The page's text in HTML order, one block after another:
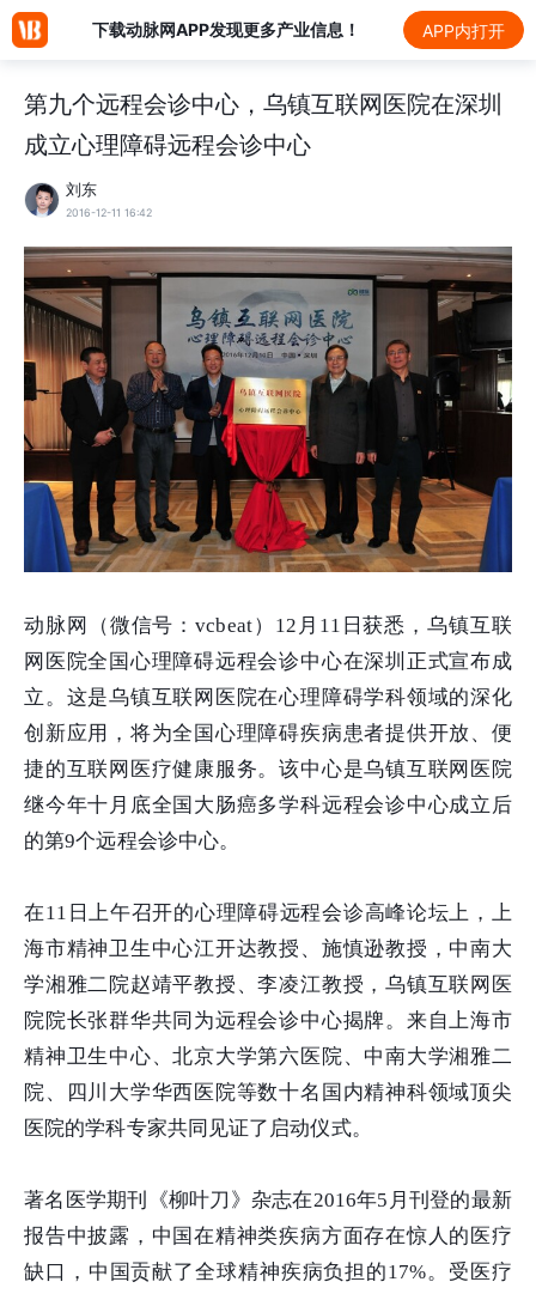
下载动脉网APP发现更多产业信息！ APP内打开
第九个远程会诊中心，乌镇互联网医院在深圳
成立心理障碍远程会诊中心
刘东
2016-12-11 16:42
动脉网（微信号：vcbeat）12月11日获悉，乌镇互联
网医院全国心理障碍远程会诊中心在深圳正式宣布成
立。这是乌镇互联网医院在心理障碍学科领域的深化
创新应用，将为全国心理障碍疾病患者提供开放、便
捷的互联网医疗健康服务。该中心是乌镇互联网医院
继今年十月底全国大肠癌多学科远程会诊中心成立后
的第9个远程会诊中心。
在11日上午召开的心理障碍远程会诊高峰论坛上，上
海市精神卫生中心江开达教授、施慎逊教授，中南大
学湘雅二院赵靖平教授、李凌江教授，乌镇互联网医
院院长张群华共同为远程会诊中心揭牌。来自上海市
精神卫生中心、北京大学第六医院、中南大学湘雅二
院、四川大学华西医院等数十名国内精神科领域顶尖
医院的学科专家共同见证了启动仪式。
著名医学期刊《柳叶刀》杂志在2016年5月刊登的最新
报告中披露，中国在精神类疾病方面存在惊人的医疗
缺口，中国贡献了全球精神疾病负担的17%。受医疗